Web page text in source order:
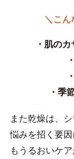
＼こ
・肌の
・季
また乾燥は、
悩みを招く要
もうるおいケ